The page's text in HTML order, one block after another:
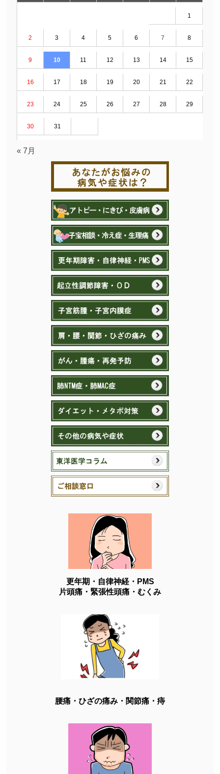
1
2 3 4 5 6 7 8
9 10 11 12 13 14 15
16 17 18 19 20 21 22
23 24 25 26 27 28 29
30 31
« 7月
更年期・自律神経・PMS
片頭痛・緊張性頭痛・むくみ
腰痛・ひざの痛み・関節痛・痔